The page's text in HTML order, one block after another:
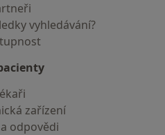
vyhledávání?
zařízení
odpovědi